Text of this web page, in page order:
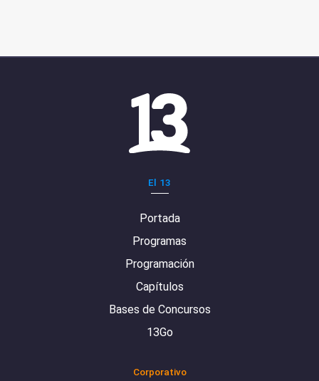
El 13
Portada
Programas
Programación
Capítulos
Bases de Concursos
13Go
Corporativo